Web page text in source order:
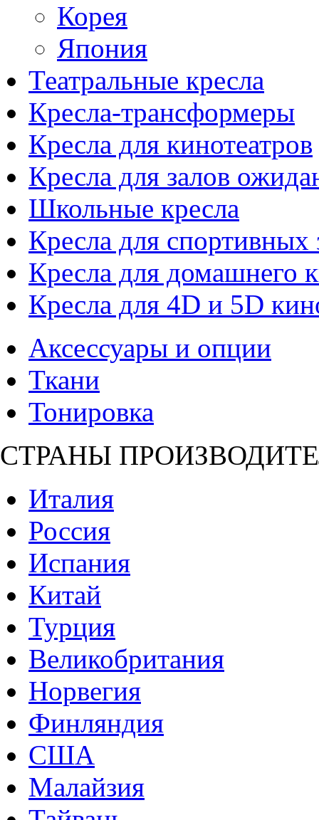
Корея
Япония
Театральные кресла
Кресла-трансформеры
Кресла для кинотеатров
Кресла для залов
Школьные кресла
Кресла для спортивных
Кресла для домашнего
Кресла для 4D и 5D
Аксессуары и опции
Ткани
Тонировка
СТРАНЫ
Италия
Россия
Испания
Китай
Турция
Великобритания
Норвегия
Финляндия
США
Малайзия